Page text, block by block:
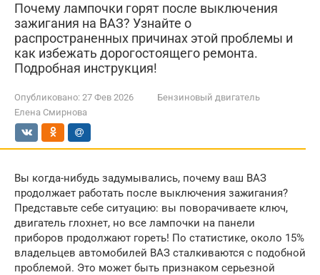
Почему лампочки горят после выключения
зажигания на ВАЗ? Узнайте о
распространенных причинах этой проблемы и
как избежать дорогостоящего ремонта.
Подробная инструкция!
Опубликовано: 27 Фев 2026
Бензиновый двигатель
Елена Смирнова
Вы когда-нибудь задумывались, почему ваш ВАЗ
продолжает работать после выключения зажигания?
Представьте себе ситуацию: вы поворачиваете ключ,
двигатель глохнет, но все лампочки на панели
приборов продолжают гореть! По статистике, около 15%
владельцев автомобилей ВАЗ сталкиваются с подобной
проблемой. Это может быть признаком серьезной